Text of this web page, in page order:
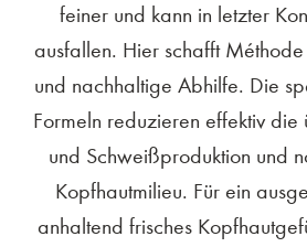
feiner und kann in letzter
ausfallen. Hier schafft Méthode
und nachhaltige Abhilfe. Die
Formeln reduzieren effektiv
und Schweißproduktion und
Kopfhautmilieu. Für ein
anhaltend frisches